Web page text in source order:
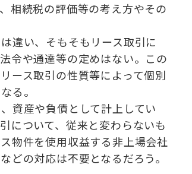
相続税の評価等の考え方やその
違い、そもそもリース取引に
令や通達等の定めはない。この
ース取引の性質等によって個別
る。
資産や負債として計上してい
について、従来と変わらないも
物件を使用収益する非上場会社
どの対応は不要となるだろう。